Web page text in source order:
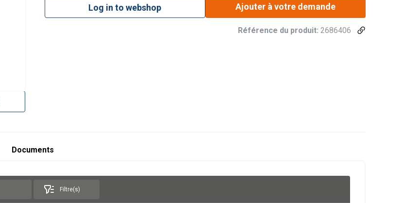
Log in to webshop Ajouter à votre demande
Référence du produit: 2686406
Documents
Filtre(s)